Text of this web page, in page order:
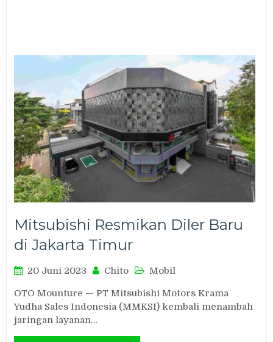
Mitsubishi Resmikan Diler Baru
di Jakarta Timur
20 Juni 2023 Chito Mobil
OTO Mounture — PT Mitsubishi Motors Krama
Yudha Sales Indonesia (MMKSI) kembali menambah
jaringan layanan…